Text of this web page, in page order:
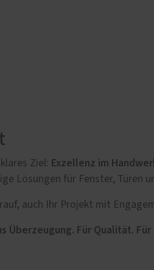
Ziel: Exzellenz im
Lösungen für Fenster, Türen
auch Ihr Projekt mit
Überzeugung. Für Qualität. Für